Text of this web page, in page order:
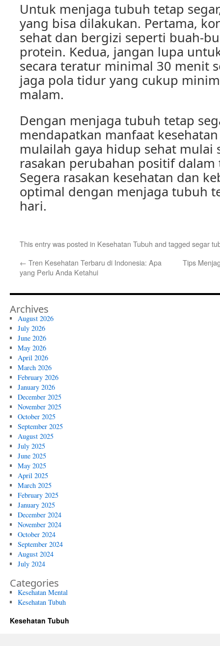
Untuk menjaga tubuh tetap
yang bisa dilakukan. Pertama,
sehat dan bergizi seperti buah-
protein. Kedua, jangan lupa
secara teratur minimal 30 menit
jaga pola tidur yang cukup
malam.
Dengan menjaga tubuh tetap
mendapatkan manfaat kesehatan
mulailah gaya hidup sehat mulai
rasakan perubahan positif
Segera rasakan kesehatan dan
optimal dengan menjaga tubuh
hari.
This entry was posted in Kesehatan Tubuh and tagged segar
← Tren Kesehatan Terbaru di Indonesia: Apa
yang Perlu Anda Ketahui
Tips
Archives
August 2026
July 2026
June 2026
May 2026
April 2026
March 2026
February 2026
January 2026
December 2025
November 2025
October 2025
September 2025
August 2025
July 2025
June 2025
May 2025
April 2025
March 2025
February 2025
January 2025
December 2024
November 2024
October 2024
September 2024
August 2024
July 2024
Categories
Kesehatan Mental
Kesehatan Tubuh
Kesehatan Tubuh